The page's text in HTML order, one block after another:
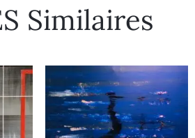
Similaires